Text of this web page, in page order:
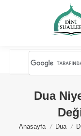
Dua
You are here:
Anasayfa Dua